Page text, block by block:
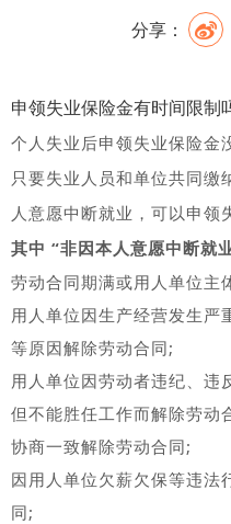
分享：
申领失业保险金有时间限制
个人失业后申领失业保险金
只要失业人员和单位共同缴
人意愿中断就业 ，可以申领
其中 “非因本人意愿中断就
劳动合同期满或用人单位主
用人单位因生产经营发生严
等原因解除劳动合同;
用人单位因劳动者违纪、违
但不能胜任工作而解除劳动
协商一致解除劳动合同;
因用人单位欠薪欠保等违法
同;